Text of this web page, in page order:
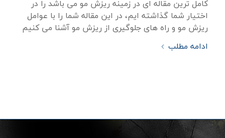
کامل ترین مقاله ای در زمینه ریزش مو می باشد را در
اختیار شما گذاشته ایم، در این مقاله شما را با عوامل
ریزش مو و راه های جلوگیری از ریزش مو آشنا می کنیم
ادامه مطلب